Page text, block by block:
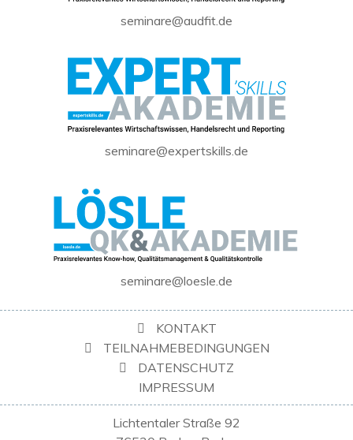
seminare@audfit.de
seminare@expertskills.de
seminare@loesle.de
KONTAKT
TEILNAHMEBEDINGUNGEN
DATENSCHUTZ
IMPRESSUM
Lichtentaler Straße 92